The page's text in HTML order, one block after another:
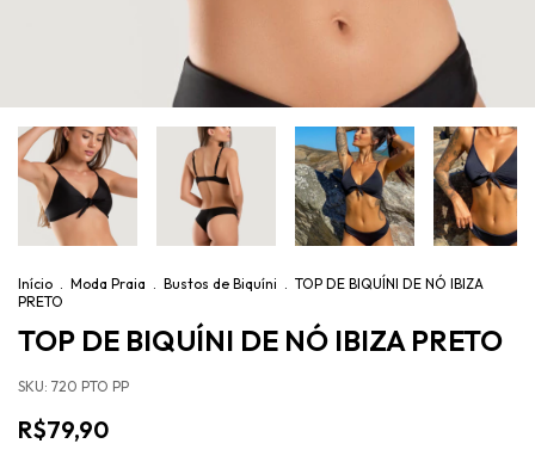
Início . Moda Praia . Bustos de Biquíni . TOP DE BIQUÍNI DE NÓ IBIZA
PRETO
TOP DE BIQUÍNI DE NÓ IBIZA PRETO
SKU: 720 PTO PP
R$79,90